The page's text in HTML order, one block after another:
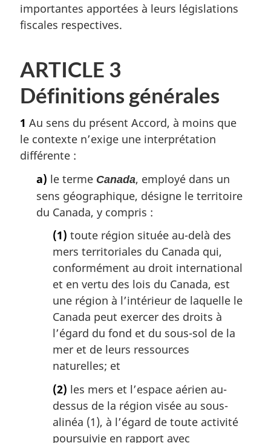
importantes apportées à leurs législations
fiscales respectives.
ARTICLE 3
Définitions générales
1 Au sens du présent Accord, à moins que
le contexte n’exige une interprétation
différente :
a) le terme Canada, employé dans un
sens géographique, désigne le territoire
du Canada, y compris :
(1) toute région située au-delà des
mers territoriales du Canada qui,
conformément au droit international
et en vertu des lois du Canada, est
une région à l’intérieur de laquelle le
Canada peut exercer des droits à
l’égard du fond et du sous-sol de la
mer et de leurs ressources
naturelles; et
(2) les mers et l’espace aérien au-
dessus de la région visée au sous-
alinéa (1), à l’égard de toute activité
poursuivie en rapport avec